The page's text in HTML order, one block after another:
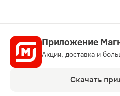
Приложение
Акции, доставка и
Скачать